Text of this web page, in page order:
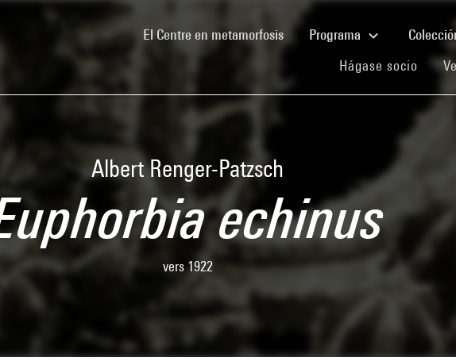
El Centre en metamorfosis(current)Programa
Hágase socio
Albert Renger-Patzsch
echinus
vers 1922